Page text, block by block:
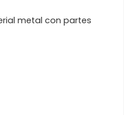
metal con partes